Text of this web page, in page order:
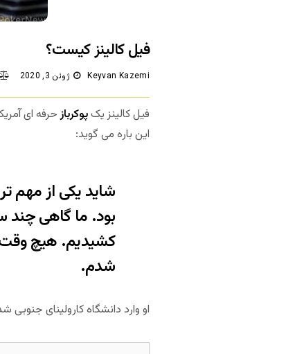
فیل کالینز کیست؟
Keyvan Kazemi ژوئن 3, 2020
فیل کالینز یکپوکربازحرفه ای
این باره می گوید:
شاید یکی از مهم
بود. ما گاهی چند
کشیدیم. هیچ وقت
شدم.
او وارد دانشگاه کارولینای جنوبی